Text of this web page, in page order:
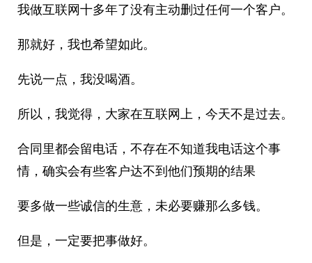
我做互联网十多年了没有主动删过任何一个客户。
那就好，我也希望如此。
先说一点，我没喝酒。
所以，我觉得，大家在互联网上，今天不是过去。
合同里都会留电话，不存在不知道我电话这个事
情，确实会有些客户达不到他们预期的结果
要多做一些诚信的生意，未必要赚那么多钱。
但是，一定要把事做好。